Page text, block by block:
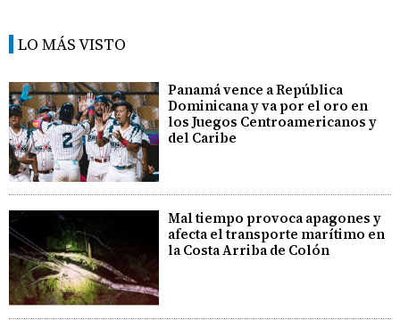
LO MÁS VISTO
Panamá vence a República
Dominicana y va por el oro en
los Juegos Centroamericanos y
del Caribe
Mal tiempo provoca apagones y
afecta el transporte marítimo en
la Costa Arriba de Colón